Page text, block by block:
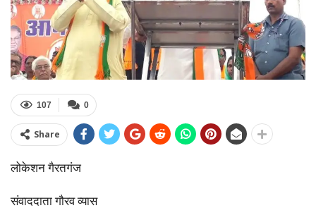
0
107
Share
लोकेशन गैरतगंज
संवाददाता गौरव व्यास